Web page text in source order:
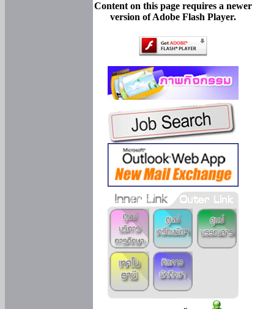
Content on this page requires a newer
version of Adobe Flash Player.